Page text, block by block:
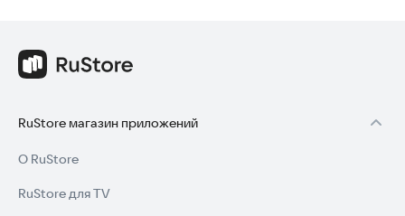
RuStore магазин приложений
О RuStore
RuStore для TV